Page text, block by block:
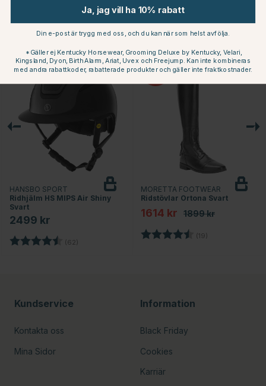
Andra köpte också
HANSBO SPORT
Ridhjälm HS MIPS Air Shiny
Svart
2499 kr
Betyg: (62)
15
MORETTA FOOTWEAR
Ridstövlar Ortona Svart
1614 kr 1899 kr
Betyg: (19)
Kundservice
Kontakta oss
Mina Sidor
Information
Black Friday
Cookies
Karriär
Ja, jag vill ha 10% rabatt
Din e-post är trygg med oss, och du kan när som helst avfölja.
*Gäller ej Kentucky Horsewear, Grooming Deluxe by Kentucky, Velari,
Kingsland, Dyon, Birth Alarm, Ariat, Uvex och Freejump. Kan inte kombineras
med andra rabattkoder, rabatterade produkter och gäller inte fraktkostnader.